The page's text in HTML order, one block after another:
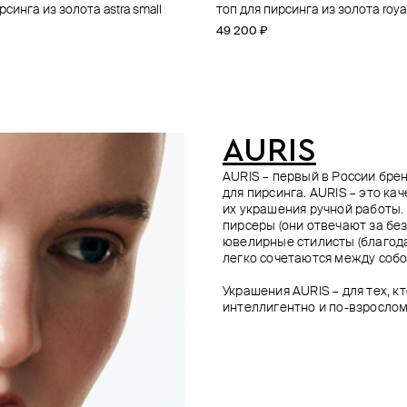
из золота astra small
топ для пирсинга из золота
49 200 ₽
grisant cup из золота
топ для пирсинга из золота
42 400 ₽
astra из золота
топ для пирсинга jupiter из
49 600 ₽
из золота anastasia
топ для пирсинга из золота
40 700 ₽
AURIS
AURIS – первый в России
для пирсинга. AURIS – это
их украшения ручной
пирсеры (они отвечают за
ювелирные стилисты
легко сочетаются между
Украшения AURIS – для тех,
интеллигентно и по-